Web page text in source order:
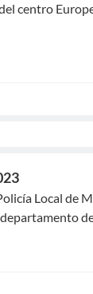
centro
Local de